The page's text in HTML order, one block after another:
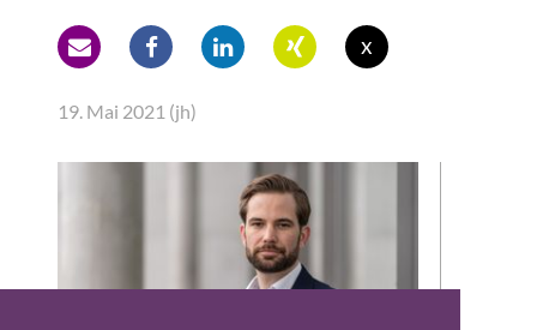
x
19. Mai 2021 (jh)